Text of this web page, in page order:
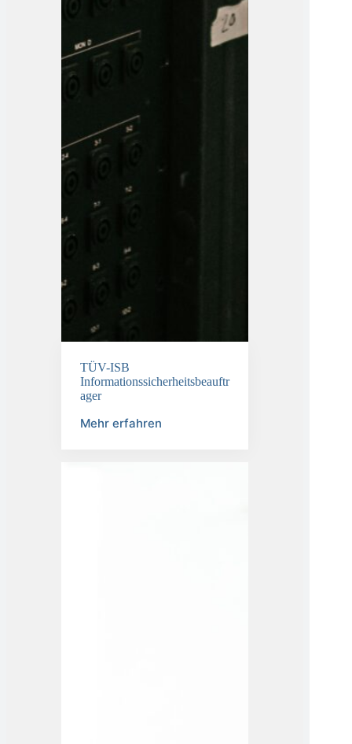
TÜV-ISB
Informationssicherheitsbeauftr